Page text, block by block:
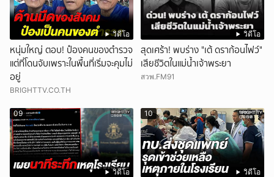
วิดีโอ
หนุ่มใหญ่ ตอบ! ป๋องคนของตำรวจ
แต่ที่โดนจับเพราะในพื้นที่เริ่มจะคุมไม่
อยู่
BRIGHTTV.CO.TH
วิดีโอ
สุดเศร้า! พบร่าง "เต้ ดราก้อนไฟว์"
เสียชีวิตในแม่น้ำเจ้าพระยา
สวพ.FM91
วิดีโอ
09
วิดีโอ
10